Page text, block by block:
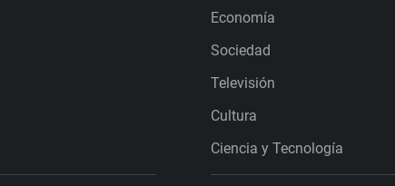
Economía
Sociedad
Televisión
Cultura
Ciencia y Tecnología